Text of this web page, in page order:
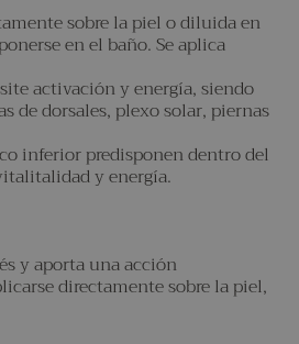
sobre la piel o diluida en
en el baño. Se aplica
activación y energía, siendo
de dorsales, plexo solar, piernas
inferior predisponen dentro del
y energía.
y aporta una acción
directamente sobre la piel,